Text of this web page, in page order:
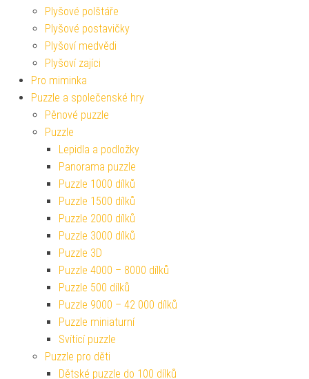
Plyšové polštáře
Plyšové postavičky
Plyšoví medvědi
Plyšoví zajíci
Pro miminka
Puzzle a společenské hry
Pěnové puzzle
Puzzle
Lepidla a podložky
Panorama puzzle
Puzzle 1000 dílků
Puzzle 1500 dílků
Puzzle 2000 dílků
Puzzle 3000 dílků
Puzzle 3D
Puzzle 4000 – 8000 dílků
Puzzle 500 dílků
Puzzle 9000 – 42 000 dílků
Puzzle miniaturní
Svítící puzzle
Puzzle pro děti
Dětské puzzle do 100 dílků